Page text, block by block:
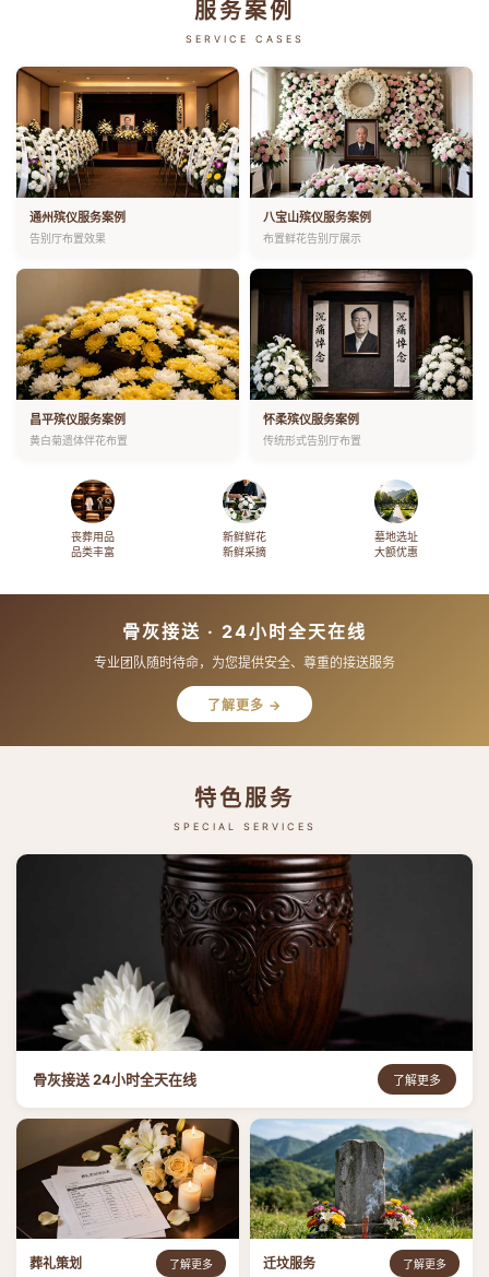
服务案例
SERVICE CASES
通州殡仪服务案例
告别厅布置效果
八宝山殡仪服务案例
布置鲜花告别厅展示
昌平殡仪服务案例
黄白菊遗体伴花布置
怀柔殡仪服务案例
传统形式告别厅布置
丧葬用品
品类丰富
新鲜鲜花
新鲜采摘
墓地选址
大额优惠
骨灰接送 · 24小时全天在线
专业团队随时待命，为您提供安全、尊重的接送服务
了解更多 →
特色服务
SPECIAL SERVICES
骨灰接送 24小时全天在线 了解更多
葬礼策划 了解更多 迁坟服务 了解更多